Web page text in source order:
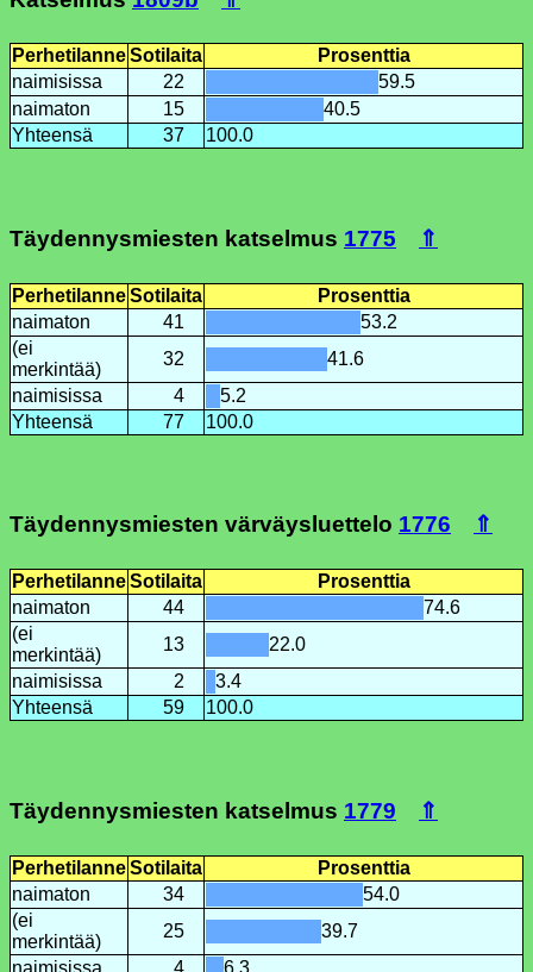
PerhetilanneSotilaita
Prosenttia
naimisissa
22
59.5
naimaton
15
40.5
Yhteensä
37 100.0
Täydennysmiesten katselmus 1775 ⇑
PerhetilanneSotilaita
Prosenttia
naimaton
41
53.2
(ei
merkintää)
32
41.6
naimisissa
4
5.2
Yhteensä
77 100.0
Täydennysmiesten värväysluettelo 1776 ⇑
PerhetilanneSotilaita
Prosenttia
naimaton
44
74.6
(ei
merkintää)
13
22.0
naimisissa
2
3.4
Yhteensä
59 100.0
Täydennysmiesten katselmus 1779 ⇑
PerhetilanneSotilaita
Prosenttia
naimaton
34
54.0
(ei
merkintää)
25
39.7
naimisissa
4 6.3